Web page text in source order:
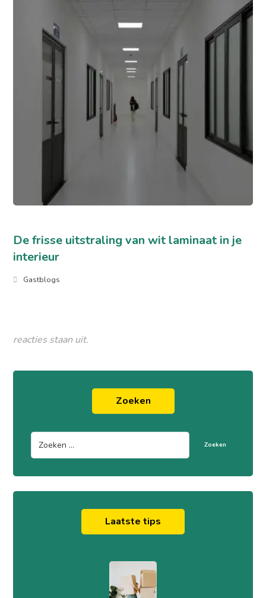
De frisse uitstraling van wit laminaat in je
interieur
Gastblogs
reacties staan uit.
Zoeken
Zoeken
Laatste tips